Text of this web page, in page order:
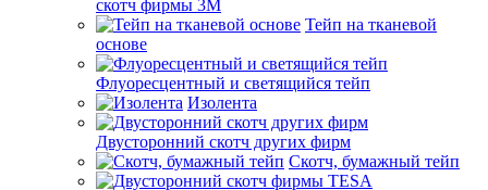
скотч фирмы 3M
Тейп на тканевой
основе
Флуоресцентный и светящийся тейп
Изолента
Двусторонний скотч других фирм
Скотч, бумажный тейп